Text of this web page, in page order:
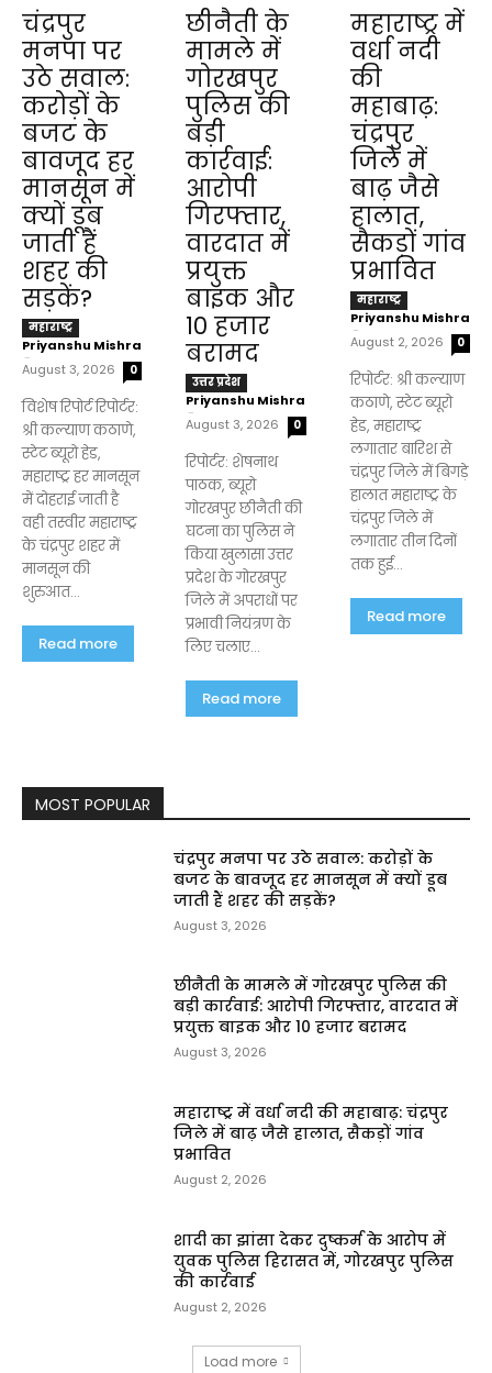
चंद्रपुर
मनपा पर
उठे सवाल:
करोड़ों के
बजट के
बावजूद हर
मानसून में
क्यों डूब
जाती हैं
शहर की
सड़कें?
महाराष्ट्र
Priyanshu Mishra
-
August 3, 2026 0
विशेष रिपोर्ट रिपोर्टर:
श्री कल्याण कठाणे,
स्टेट ब्यूरो हेड,
महाराष्ट्र हर मानसून
में दोहराई जाती है
वही तस्वीर महाराष्ट्र
के चंद्रपुर शहर में
मानसून की
शुरुआत...
Read more
छीनैती के
मामले में
गोरखपुर
पुलिस की
बड़ी
कार्रवाई:
आरोपी
गिरफ्तार,
वारदात में
प्रयुक्त
बाइक और
₹10 हजार
बरामद
उत्तर प्रदेश
Priyanshu Mishra
-
August 3, 2026 0
रिपोर्टर: शेषनाथ
पाठक, ब्यूरो
गोरखपुर छीनैती की
घटना का पुलिस ने
किया खुलासा उत्तर
प्रदेश के गोरखपुर
जिले में अपराधों पर
प्रभावी नियंत्रण के
लिए चलाए...
Read more
महाराष्ट्र में
वर्धा नदी
की
महाबाढ़:
चंद्रपुर
जिले में
बाढ़ जैसे
हालात,
सैकड़ों गांव
प्रभावित
महाराष्ट्र
Priyanshu Mishra
-
August 2, 2026 0
रिपोर्टर: श्री कल्याण
कठाणे, स्टेट ब्यूरो
हेड, महाराष्ट्र
लगातार बारिश से
चंद्रपुर जिले में बिगड़े
हालात महाराष्ट्र के
चंद्रपुर जिले में
लगातार तीन दिनों
तक हुई...
Read more
MOST POPULAR
चंद्रपुर मनपा पर उठे सवाल: करोड़ों के
बजट के बावजूद हर मानसून में क्यों डूब
जाती हैं शहर की सड़कें?
August 3, 2026
छीनैती के मामले में गोरखपुर पुलिस की
बड़ी कार्रवाई: आरोपी गिरफ्तार, वारदात में
प्रयुक्त बाइक और ₹10 हजार बरामद
August 3, 2026
महाराष्ट्र में वर्धा नदी की महाबाढ़: चंद्रपुर
जिले में बाढ़ जैसे हालात, सैकड़ों गांव
प्रभावित
August 2, 2026
शादी का झांसा देकर दुष्कर्म के आरोप में
युवक पुलिस हिरासत में, गोरखपुर पुलिस
की कार्रवाई
August 2, 2026
Load more